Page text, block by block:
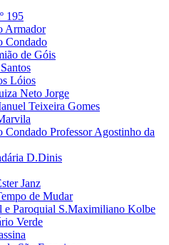
195
Armador
Condado
de Góis
Lóios
Neto Jorge
Teixeira Gomes
Condado Professor Agostinho da
D.Dinis
Janz
de Mudar
e Paroquial S.Maximiliano Kolbe
Verde